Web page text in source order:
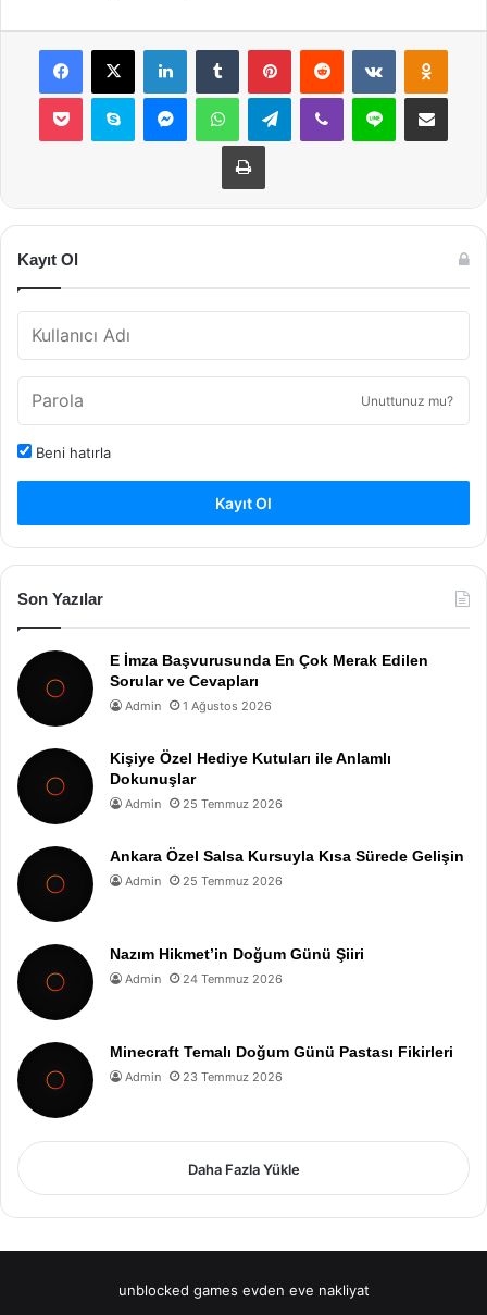
Facebook
X LinkedInTumblr PinterestReddit VKontakte
Pocket Skype MessengerWhatsAppTelegramViber Line E-Posta ile
Yazdır
Kayıt Ol
Unuttunuz mu?
Beni hatırla
Kayıt Ol
Son Yazılar
E İmza Başvurusunda En Çok Merak Edilen
Sorular ve Cevapları
Admin 1 Ağustos 2026
Kişiye Özel Hediye Kutuları ile Anlamlı
Dokunuşlar
Admin 25 Temmuz 2026
Ankara Özel Salsa Kursuyla Kısa Sürede Gelişin
Admin 25 Temmuz 2026
Nazım Hikmet’in Doğum Günü Şiiri
Admin 24 Temmuz 2026
Minecraft Temalı Doğum Günü Pastası Fikirleri
Admin 23 Temmuz 2026
Daha Fazla Yükle
unblocked games evden eve nakliyat